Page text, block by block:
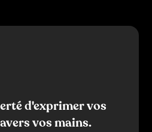
d'exprimer vos
vos mains.